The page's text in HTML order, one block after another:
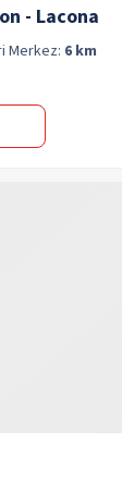
- Lacona
Merkez: 6 km